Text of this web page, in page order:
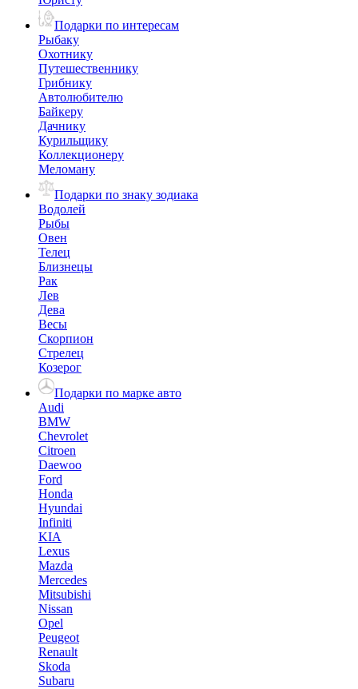
Подарки по интересам
Рыбаку
Охотнику
Путешественнику
Грибнику
Автолюбителю
Байкеру
Дачнику
Курильщику
Коллекционеру
Меломану
Подарки по знаку зодиака
Водолей
Рыбы
Овен
Телец
Близнецы
Рак
Лев
Дева
Весы
Скорпион
Стрелец
Козерог
Подарки по марке авто
Audi
BMW
Chevrolet
Citroen
Daewoo
Ford
Honda
Hyundai
Infiniti
KIA
Lexus
Mazda
Mercedes
Mitsubishi
Nissan
Opel
Peugeot
Renault
Skoda
Subaru